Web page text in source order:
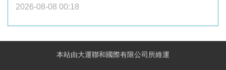
2026-08-08 00:18
本站由大運聯和國際有限公司所維運